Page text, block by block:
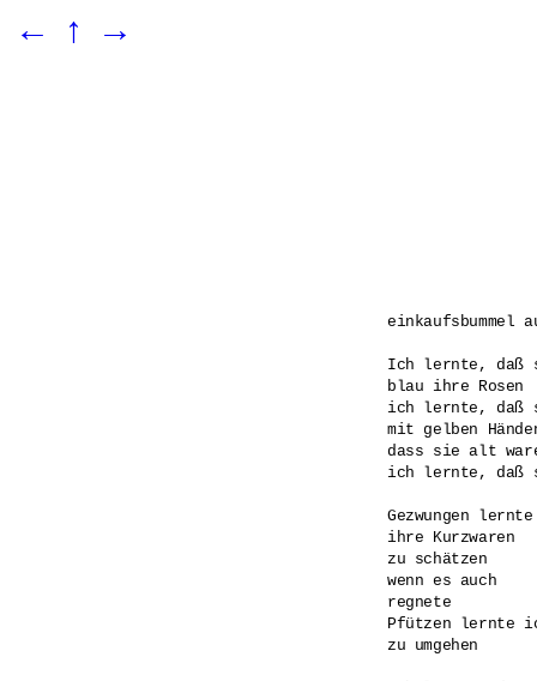
← ↑ →
einkaufsbummel
Ich lernte, daß
blau ihre Rosen
ich lernte, daß
mit gelben
dass sie alt
ich lernte, daß
Gezwungen
ihre Kurzwaren
zu schätzen
wenn es auch
regnete
Pfützen lernte
zu umgehen